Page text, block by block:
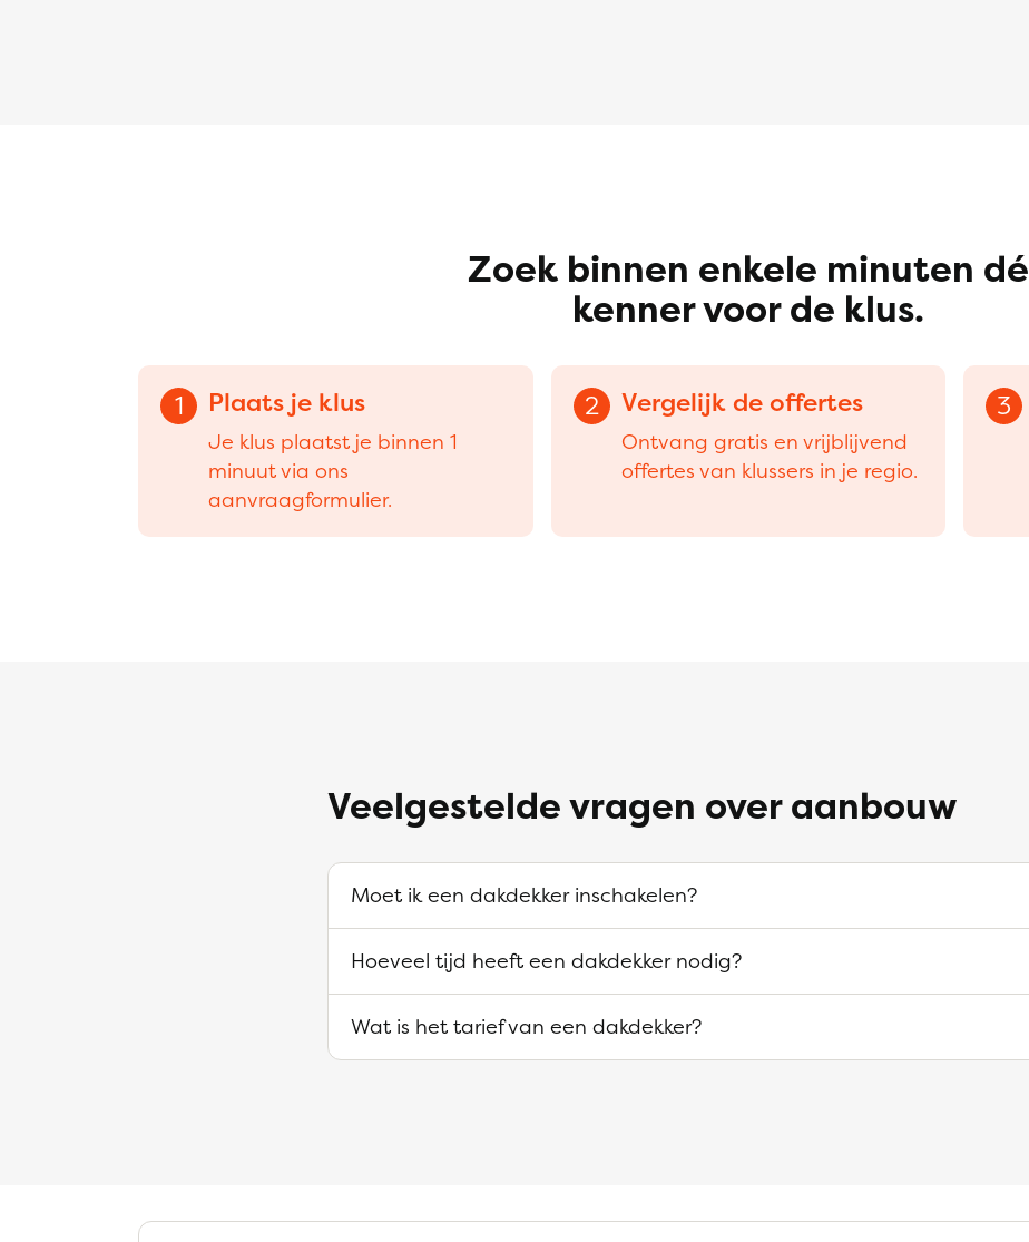
Zoek binnen enkele minuten dé
kenner voor de klus.
1 Plaats je klus
Je klus plaatst je binnen 1
minuut via ons
aanvraagformulier.
2 Vergelijk de offertes
Ontvang gratis en vrijblijvend
offertes van klussers in je regio.
3
Veelgestelde vragen over aanbouw
Moet ik een dakdekker inschakelen?
Hoeveel tijd heeft een dakdekker nodig?
Wat is het tarief van een dakdekker?